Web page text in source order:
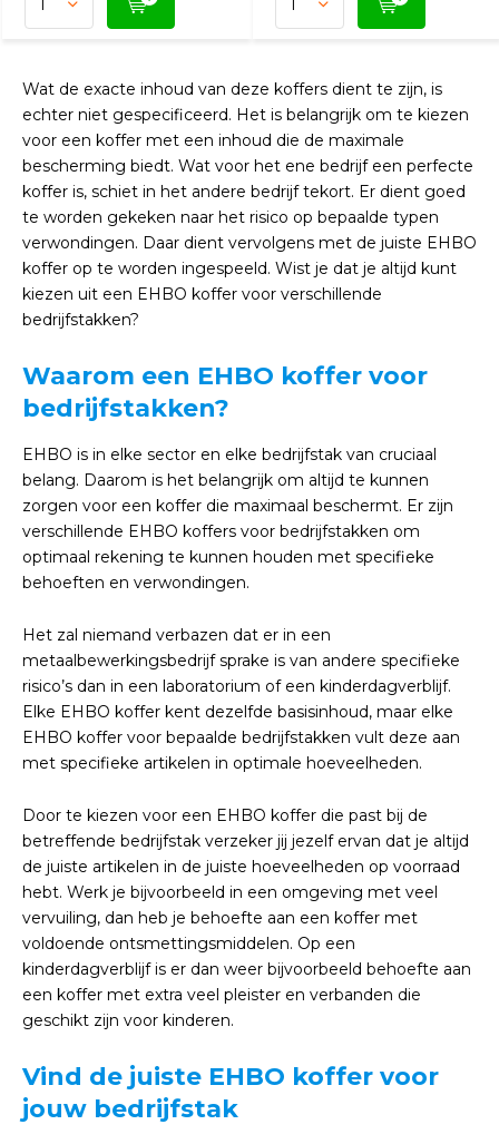
Wat de exacte inhoud van deze koffers dient te zijn, is
echter niet gespecificeerd. Het is belangrijk om te kiezen
voor een koffer met een inhoud die de maximale
bescherming biedt. Wat voor het ene bedrijf een perfecte
koffer is, schiet in het andere bedrijf tekort. Er dient goed
te worden gekeken naar het risico op bepaalde typen
verwondingen. Daar dient vervolgens met de juiste EHBO
koffer op te worden ingespeeld. Wist je dat je altijd kunt
kiezen uit een EHBO koffer voor verschillende
bedrijfstakken?
Waarom een EHBO koffer voor
bedrijfstakken?
EHBO is in elke sector en elke bedrijfstak van cruciaal
belang. Daarom is het belangrijk om altijd te kunnen
zorgen voor een koffer die maximaal beschermt. Er zijn
verschillende EHBO koffers voor bedrijfstakken om
optimaal rekening te kunnen houden met specifieke
behoeften en verwondingen.
Het zal niemand verbazen dat er in een
metaalbewerkingsbedrijf sprake is van andere specifieke
risico’s dan in een laboratorium of een kinderdagverblijf.
Elke EHBO koffer kent dezelfde basisinhoud, maar elke
EHBO koffer voor bepaalde bedrijfstakken vult deze aan
met specifieke artikelen in optimale hoeveelheden.
Door te kiezen voor een EHBO koffer die past bij de
betreffende bedrijfstak verzeker jij jezelf ervan dat je altijd
de juiste artikelen in de juiste hoeveelheden op voorraad
hebt. Werk je bijvoorbeeld in een omgeving met veel
vervuiling, dan heb je behoefte aan een koffer met
voldoende ontsmettingsmiddelen. Op een
kinderdagverblijf is er dan weer bijvoorbeeld behoefte aan
een koffer met extra veel pleister en verbanden die
geschikt zijn voor kinderen.
Vind de juiste EHBO koffer voor
jouw bedrijfstak